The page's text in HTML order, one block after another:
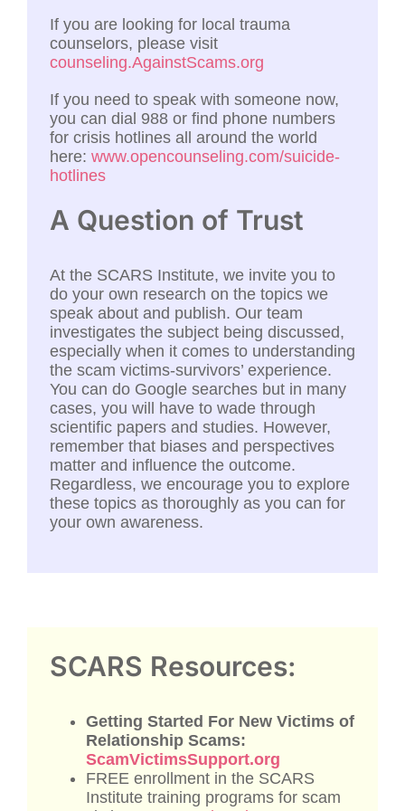
If you are looking for local trauma
counselors, please visit
counseling.AgainstScams.org
If you need to speak with someone now,
you can dial 988 or find phone numbers
for crisis hotlines all around the world
here: www.opencounseling.com/suicide-
hotlines
A Question of Trust
At the SCARS Institute, we invite you to
do your own research on the topics we
speak about and publish. Our team
investigates the subject being discussed,
especially when it comes to understanding
the scam victims-survivors’ experience.
You can do Google searches but in many
cases, you will have to wade through
scientific papers and studies. However,
remember that biases and perspectives
matter and influence the outcome.
Regardless, we encourage you to explore
these topics as thoroughly as you can for
your own awareness.
SCARS Resources:
Getting Started For New Victims of
Relationship Scams:
ScamVictimsSupport.org
FREE enrollment in the SCARS
Institute training programs for scam